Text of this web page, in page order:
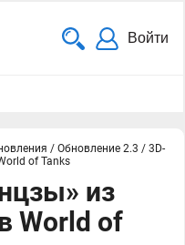
Войти
/ Обновление 2.3 / 3D-
of Tanks
из
World of